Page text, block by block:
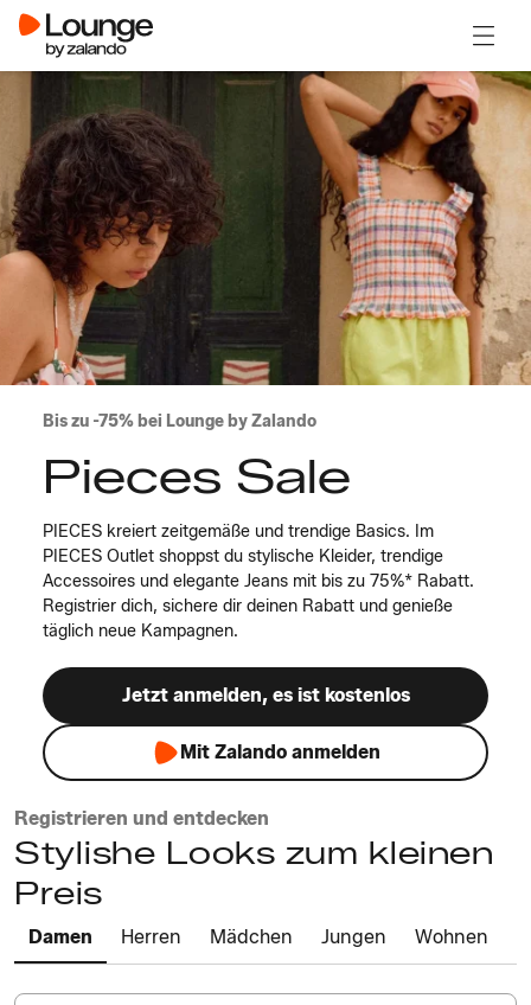
Bis zu -75% bei Lounge by Zalando
Pieces Sale
PIECES kreiert zeitgemäße und trendige Basics. Im
PIECES Outlet shoppst du stylische Kleider, trendige
Accessoires und elegante Jeans mit bis zu 75%* Rabatt.
Registrier dich, sichere dir deinen Rabatt und genieße
täglich neue Kampagnen.
Jetzt anmelden, es ist kostenlos
Mit Zalando anmelden
Registrieren und entdecken
Stylishe Looks zum kleinen
Preis
Damen Herren Mädchen Jungen Wohnen